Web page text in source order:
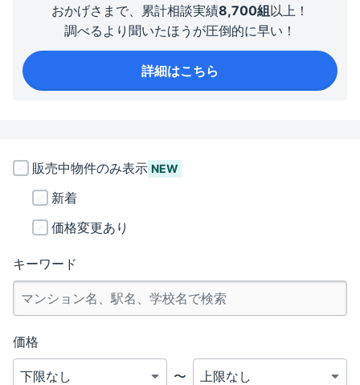
おかげさまで、累計相談実績8,700組以上！
調べるより聞いたほうが圧倒的に早い！
詳細はこちら
販売中物件のみ表示 NEW
新着
価格変更あり
キーワード
価格
〜